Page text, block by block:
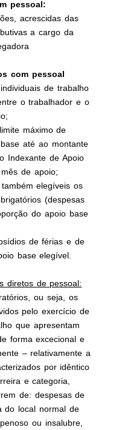
pessoal:
acrescidas das
a cargo da
com pessoal
de trabalho
o trabalhador e o
máximo de
até ao montante
Indexante de Apoio
de apoio;
elegíveis os
(despesas
do apoio base
de férias e de
base elegível.
diretos de pessoal:
ou seja, os
pelo exercício de
que apresentam
forma excecional e
– relativamente a
por idêntico
e categoria,
de: despesas de
do local normal de
ou insalubre,